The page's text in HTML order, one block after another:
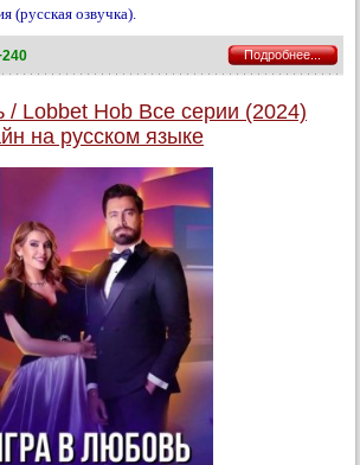
(русская озвучка).
Подробнее...
/ Lobbet Hob Все серии (2024)
на русском языке